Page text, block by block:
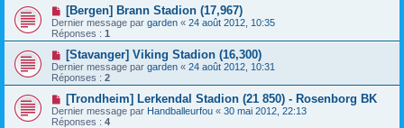
[Bergen] Brann Stadion (17,967)
Dernier message par garden « 24 août 2012, 10:35
Réponses : 1
[Stavanger] Viking Stadion (16,300)
Dernier message par garden « 24 août 2012, 10:31
Réponses : 2
[Trondheim] Lerkendal Stadion (21 850) - Rosenborg BK
Dernier message par Handballeurfou « 30 mai 2012, 22:13
Réponses : 4